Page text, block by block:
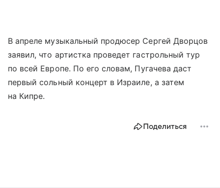
В апреле музыкальный продюсер Сергей Дворцов
заявил, что артистка проведет гастрольный тур
по всей Европе. По его словам, Пугачева даст
первый сольный концерт в Израиле, а затем
на Кипре.
Поделиться